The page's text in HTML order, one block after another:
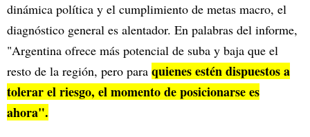
dinámica política y el cumplimiento de metas macro, el
diagnóstico general es alentador. En palabras del informe,
"Argentina ofrece más potencial de suba y baja que el
resto de la región, pero para quienes estén dispuestos a
tolerar el riesgo, el momento de posicionarse es
ahora".